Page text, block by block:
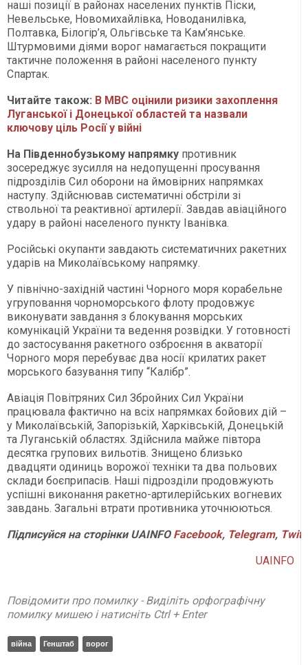
наші позиції в районах населених пунктів Піски,
Невельське, Новомихайлівка, Новоданилівка,
Полтавка, Білогір’я, Ольгівське та Кам’янське.
Штурмовими діями ворог намагається покращити
тактичне положення в районі населеного пункту
Спартак.
Читайте також: В МВС оцінили ризики захоплення
Луганської і Донецької областей та назвали
ключову ціль Росії у війні
На Південнобузькому напрямку противник
зосереджує зусилля на недопущенні просування
підрозділів Сил оборони на ймовірних напрямках
наступу. Здійснював систематичні обстріли зі
ствольної та реактивної артилерії. Завдав авіаційного
удару в районі населеного пункту Іванівка.
Російські окупанти завдають систематичних ракетних
ударів на Миколаївському напрямку.
У північно-західній частині Чорного моря корабельне
угруповання чорноморського флоту продовжує
виконувати завдання з блокування морських
комунікацій України та ведення розвідки. У готовності
до застосування ракетного озброєння в акваторії
Чорного моря перебуває два носії крилатих ракет
морського базування типу “Калібр”.
Авіація Повітряних Сил Збройних Сил України
працювала фактично на всіх напрямках бойових дій –
у Миколаївській, Запорізькій, Харківській, Донецькій
та Луганській областях. Здійснила майже півтора
десятка групових вильотів. Знищено близько
двадцяти одиниць ворожої техніки та два польових
склади боєприпасів. Наші підрозділи продовжують
успішні виконання ракетно-артилерійських вогневих
завдань. Загальні втрати противника уточнюються.
Підписуйся на сторінки UAINFO Facebook, Telegram,
UAINFO
Повідомити про помилку - Виділіть орфографічну
помилку мишею і натисніть Ctrl + Enter
війна Генштаб ворог